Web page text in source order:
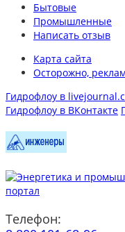
Бытовые
Промышленные
Написать отзыв
Карта сайта
Осторожно,
Гидрофлоу в
Гидрофлоу в ВКонтакте
Телефон: